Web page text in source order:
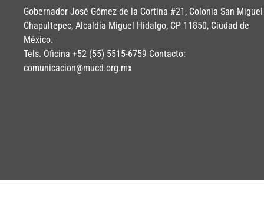
Gobernador José Gómez de la Cortina #21, Colonia San Miguel
Chapultepec, Alcaldía Miguel Hidalgo, CP 11850, Ciudad de
México.
Tels. Oficina +52 (55) 5515-6759 Contacto:
comunicacion@mucd.org.mx